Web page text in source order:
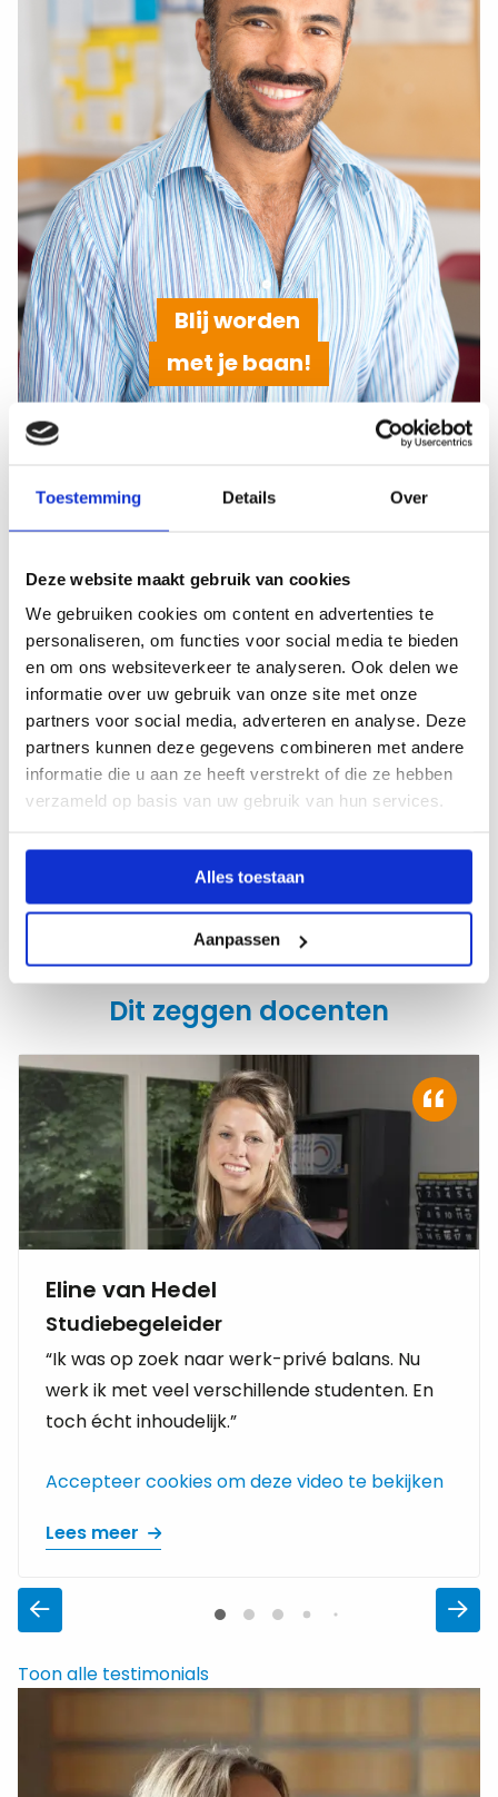
Toestemming Details Over
Deze website maakt gebruik van cookies
We gebruiken cookies om content en advertenties te
personaliseren, om functies voor social media te bieden
en om ons websiteverkeer te analyseren. Ook delen we
informatie over uw gebruik van onze site met onze
partners voor social media, adverteren en analyse. Deze
partners kunnen deze gegevens combineren met andere
informatie die u aan ze heeft verstrekt of die ze hebben
verzameld op basis van uw gebruik van hun services.
Alles toestaan
Aanpassen
Aan de slag via Metafoor
Onderwijs
Weet jij precies waar je aan toe bent in je
onderwijsloopbaan? Bij Metafoor Onderwijs krijg je
persoonlijke begeleiding, goede matches met
werkgevers en aandacht voor jouw ontwikkeling,
zodat je groeit naar meer werkgeluk. Wij helpen je
aan een baan of opdracht waar je écht blij van
wordt.
Meer tijd voor wat echt telt: jouw ontwikkeling.
Zonder gedoe, direct werken aan een loopbaan die
Ontdek onze voordelen
Blij worden
met je baan!
Dit zeggen docenten
Eline van Hedel
Studiebegeleider
“Ik was op zoek naar werk-privé balans. Nu
werk ik met veel verschillende studenten. En
toch écht inhoudelijk.”
Accepteer cookies om deze video te bekijken
Lees meer
Toon alle testimonials